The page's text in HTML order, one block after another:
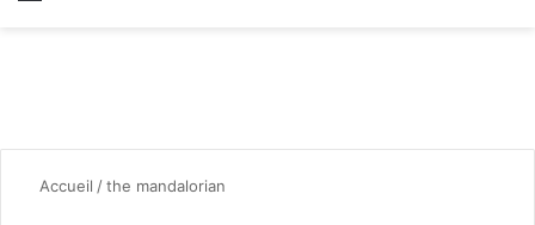
Accueil /the mandalorian